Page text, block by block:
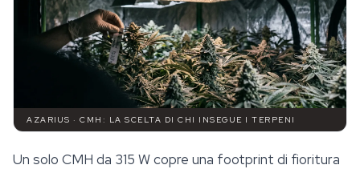
AZARIUS · CMH: LA SCELTA DI CHI INSEGUE I TERPENI
Un solo CMH da 315 W copre una footprint di fioritura